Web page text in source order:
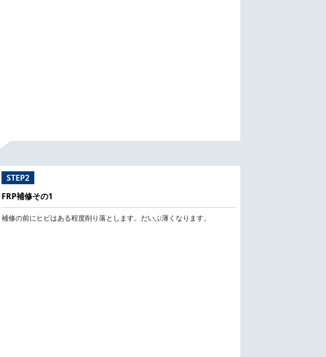
STEP2
FRP補修その1
補修の前にヒビはある程度削り落とします。だいぶ薄くなります。